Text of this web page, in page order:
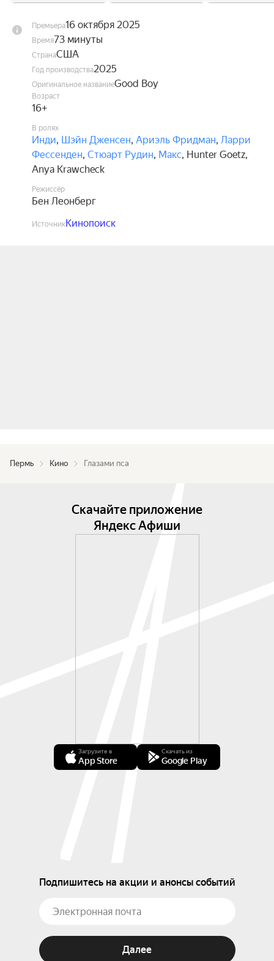
Премьера16 октября 2025
Время73 минуты
СтранаСША
Год производства2025
Оригинальное названиеGood Boy
Возраст
16+
В ролях
Инди, Шэйн Дженсен, Ариэль Фридман, Ларри
Фессенден, Стюарт Рудин, Макс, Hunter Goetz,
Anya Krawcheck
Режиссёр
Бен Леонберг
ИсточникКинопоиск
Пермь Кино Глазами пса
Скачайте приложение
Яндекс Афиши
Загрузите в
App Store
Скачать из
Google Play
Подпишитесь на акции и анонсы событий
Далее